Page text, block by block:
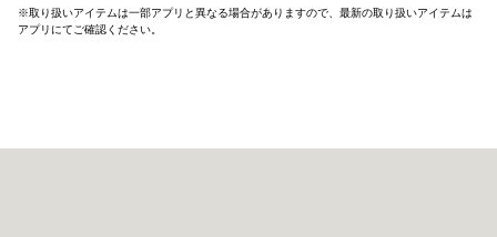
※取り扱いアイテムは一部アプリと異なる場合がありますので、最新の取り扱いアイテムは
アプリにてご確認ください。